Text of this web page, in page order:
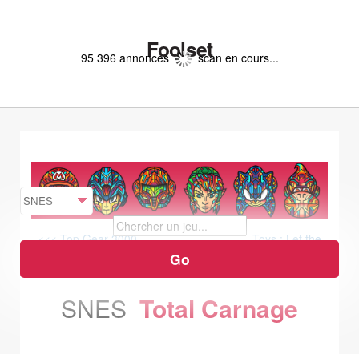
Foolset
95 396 annonces scan en cours...
<<< Top Gear 3000
Toys : Let the
Toy War Begin! >>>
SNES Total Carnage